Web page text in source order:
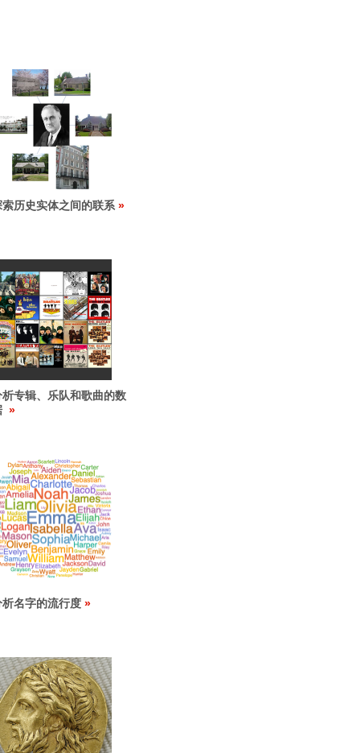
索历史实体之间的联系
析专辑、乐队和歌曲的数
析名字的流行度